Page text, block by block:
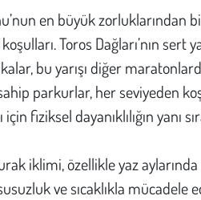
en büyük zorluklarından
Toros Dağları’nın sert
bu yarışı diğer
parkurlar, her seviyeden
için fiziksel dayanıklılığın yanı
iklimi, özellikle yaz
ve sıcaklıkla mücadele